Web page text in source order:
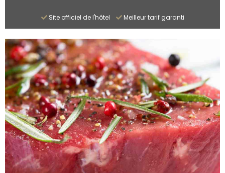
Site officiel de l'hôtel Meilleur tarif garanti